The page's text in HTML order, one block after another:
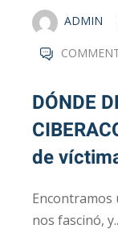
ADMIN
DÓNDE
de
Encontramos
nos fascinó,